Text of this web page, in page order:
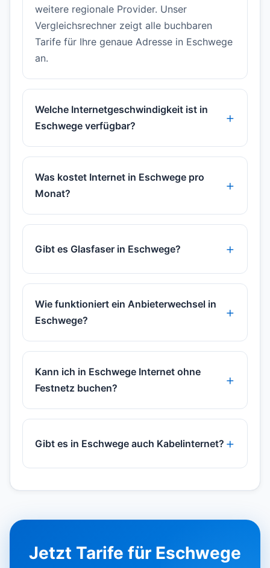
weitere regionale Provider. Unser
Vergleichsrechner zeigt alle buchbaren
Tarife für Ihre genaue Adresse in Eschwege
an.
Welche Internetgeschwindigkeit ist in
Eschwege verfügbar?
Was kostet Internet in Eschwege pro
Monat?
Gibt es Glasfaser in Eschwege?
Wie funktioniert ein Anbieterwechsel in
Eschwege?
Kann ich in Eschwege Internet ohne
Festnetz buchen?
Gibt es in Eschwege auch Kabelinternet?
Jetzt Tarife für Eschwege